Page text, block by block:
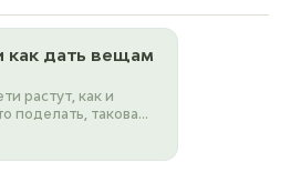
как дать вещам
растут, как и
поделать, такова
всегда ч…